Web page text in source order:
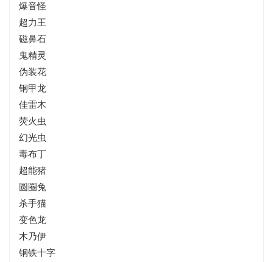
爆音怪
超力王
磁鼻石
鬼精灵
伪装花
钢甲龙
佳雷木
荧火虫
幻光虫
毒布丁
超能猪
圆圈兔
杀手猫
变色龙
木乃伊
钢铁十字